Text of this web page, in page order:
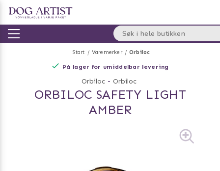
Start Varemerker Orbiloc
På lager for umiddelbar levering
Orbiloc - Orbiloc
ORBILOC SAFETY LIGHT
AMBER